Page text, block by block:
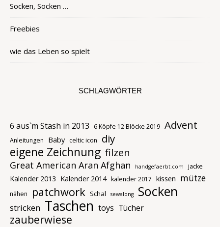
Socken, Socken …
Freebies
wie das Leben so spielt
SCHLAGWÖRTER
6 aus`m Stash in 2013 6 Köpfe 12 Blöcke 2019 Advent
Anleitungen Baby celtic icon diy
eigene Zeichnung filzen
Great American Aran Afghan handgefaerbt.com jacke
Kalender 2013 Kalender 2014 kalender 2017 kissen mütze
nähen patchwork Schal sewalong Socken
stricken Taschen toys Tücher
zauberwiese